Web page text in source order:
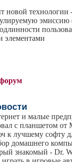
новой технологии
эмиссию
элементами
и малые
с планшетом от
к лучшему софту
домашнего
знакомый - Dr.